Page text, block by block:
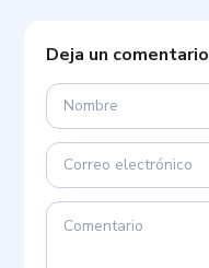
Deja un comentario